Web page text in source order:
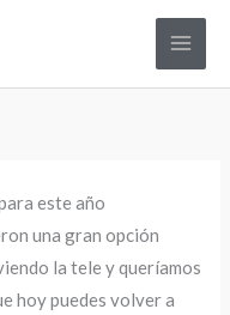
Main
este año
una gran opción
la tele y queríamos
hoy puedes volver a